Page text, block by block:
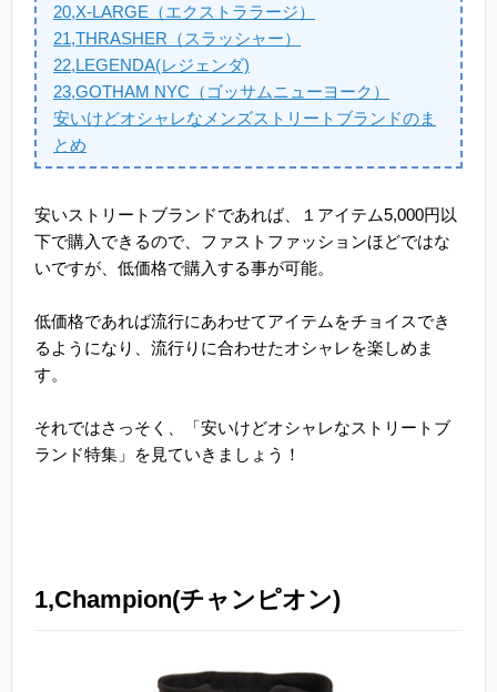
20,X-LARGE（エクストララージ）
21,THRASHER（スラッシャー）
22,LEGENDA(レジェンダ)
23,GOTHAM NYC（ゴッサムニューヨーク）
安いけどオシャレなメンズストリートブランドのま
とめ
安いストリートブランドであれば、１アイテム5,000円以
下で購入できるので、ファストファッションほどではな
いですが、低価格で購入する事が可能。
低価格であれば流行にあわせてアイテムをチョイスでき
るようになり、流行りに合わせたオシャレを楽しめま
す。
それではさっそく、「安いけどオシャレなストリートブ
ランド特集」を見ていきましょう！
1,Champion(チャンピオン)